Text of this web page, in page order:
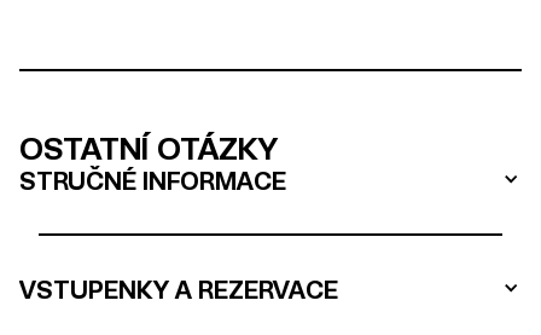
OSTATNÍ OTÁZKY
STRUČNÉ INFORMACE
VSTUPENKY A REZERVACE